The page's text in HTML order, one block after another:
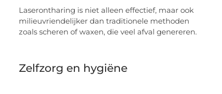
Laserontharing is niet alleen effectief, maar ook
milieuvriendelijker dan traditionele methoden
zoals scheren of waxen, die veel afval genereren.
Zelfzorg en hygiëne